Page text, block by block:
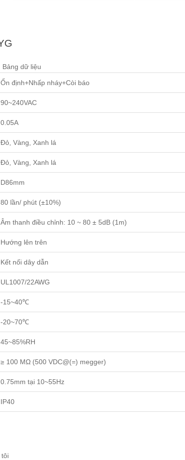
Bảng dữ liệu
Ổn định+Nhấp nháy+Còi báo
90~240VAC
0.05A
Đỏ, Vàng, Xanh lá
Đỏ, Vàng, Xanh lá
D86mm
80 lần/ phút (±10%)
Âm thanh điều chỉnh: 10 ~ 80 ± 5dB (1m)
Hướng lên trên
Kết nối dây dẫn
UL1007/22AWG
-15~40℃
-20~70℃
45~85%RH
≥ 100 MΩ (500 VDC@(=) megger)
0.75mm tại 10~55Hz
IP40
tôi